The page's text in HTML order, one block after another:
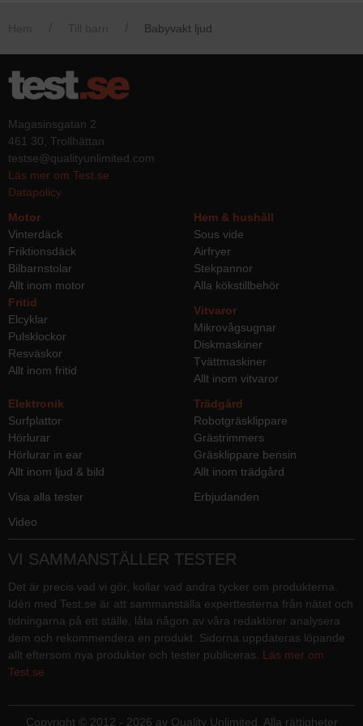
Babyvakt ljud
Magasinsgatan 2
461 30, Trollhättan
testse@qualityunlimited.com
Läs mer om Test.se
Datapolicy
Motor
Vinterdäck
Friktionsdäck
Bilbarnstolar
Allt inom motor
Hem & hushåll
Sous vide
Airfryer
Stekpannor
Alla kökstillbehör
Fritid
Elcyklar
Pulsklockor
Resväskor
Allt inom fritid
Vitvaror
Mikrovågsugnar
Diskmaskiner
Tvättmaskiner
Allt inom vitvaror
Elektronik
Surfplattor
Hörlurar
Hörlurar in ear
Allt inom ljud & bild
Trädgård
Robotgräsklippare
Grästrimmers
Gräsklippare bensin
Allt inom trädgård
Visa alla tester
Erbjudanden
Video
VI SAMMANSTÄLLER TESTER
Det är precis vad vi gör, kollar vad andra tycker om produkterna.
Idén med Test.se är att sammanställa experttesterna från nätet och
tidningarna på ett ställe, låta någon av våra redaktörer analysera
dem och rekommendera en produkt. Sidorna uppdateras löpande
allt eftersom nya produkter och tester publiceras. Läs mer om
Test.se
Copyright © 2012 - 2026 av Quality Unlimited. Alla rättigheter